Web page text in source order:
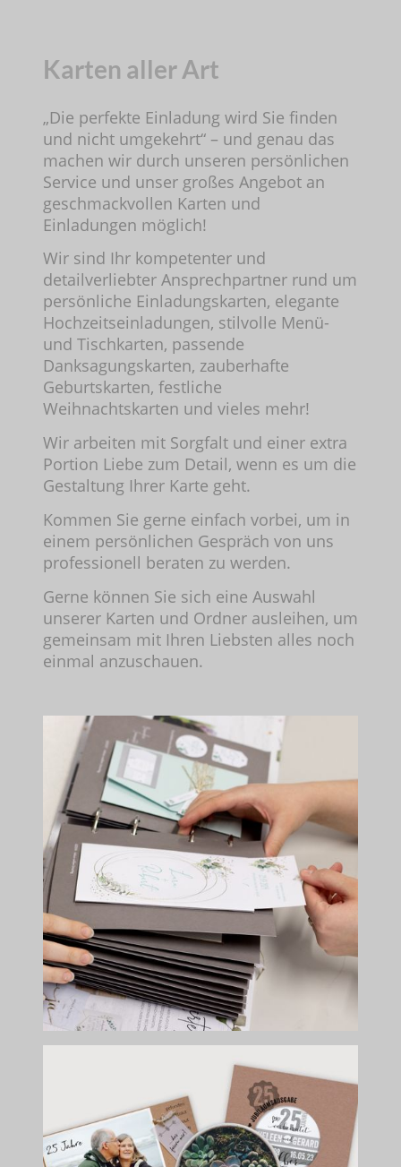
Karten aller Art
„Die perfekte Einladung wird Sie finden
und nicht umgekehrt“ – und genau das
machen wir durch unseren persönlichen
Service und unser großes Angebot an
geschmackvollen Karten und
Einladungen möglich!
Wir sind Ihr kompetenter und
detailverliebter Ansprechpartner rund um
persönliche Einladungskarten, elegante
Hochzeitseinladungen, stilvolle Menü-
und Tischkarten, passende
Danksagungskarten, zauberhafte
Geburtskarten, festliche
Weihnachtskarten und vieles mehr!
Wir arbeiten mit Sorgfalt und einer extra
Portion Liebe zum Detail, wenn es um die
Gestaltung Ihrer Karte geht.
Kommen Sie gerne einfach vorbei, um in
einem persönlichen Gespräch von uns
professionell beraten zu werden.
Gerne können Sie sich eine Auswahl
unserer Karten und Ordner ausleihen, um
gemeinsam mit Ihren Liebsten alles noch
einmal anzuschauen.